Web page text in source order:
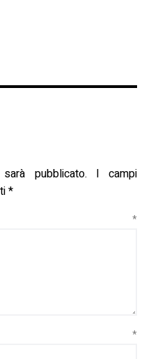
pubblicato.
I campi
*
*
*